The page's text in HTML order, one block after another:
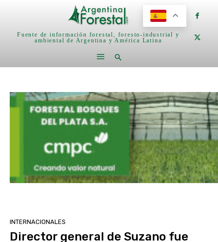
Fuente de información forestal, foresto-industrial y
ambiental de Argentina y América Latina
INTERNACIONALES
Director general de Suzano fue